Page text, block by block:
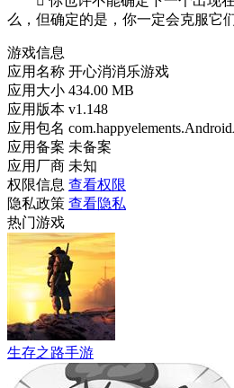
么，但确定的是，你一定会克服它
游戏信息
应用名称 开心消消乐游戏
应用大小 434.00 MB
应用版本 v1.148
应用包名
应用备案 未备案
应用厂商 未知
权限信息 查看权限
隐私政策 查看隐私
热门游戏
生存之路手游